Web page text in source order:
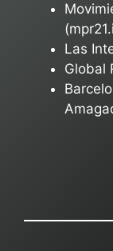
Las
Global